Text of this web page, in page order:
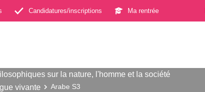
Candidatures/inscriptions Ma rentrée
sur la nature, l'homme et la société
vivante Arabe S3